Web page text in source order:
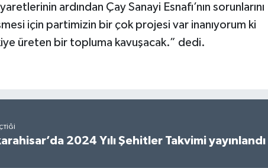
ardından Çay Sanayi Esnafı’nın sorunlarını
için partimizin bir çok projesi var inanıyorum ki
üreten bir topluma kavuşacak.” dedi.
2024 Yılı Şehitler Takvimi yayınlandı